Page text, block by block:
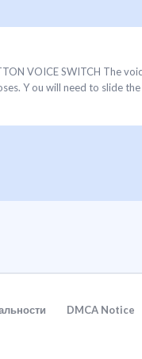
VOICE SWITCH The
Y ou will need to slide
DMCA Notice